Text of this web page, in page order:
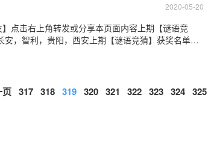
2020-05-20
点击右上角转发或分享本页面内容上期【谜语竞
，智利，贵阳，西安上期【谜语竞猜】获奖名单如
页 317 318 319 320 321 322 323 324 325